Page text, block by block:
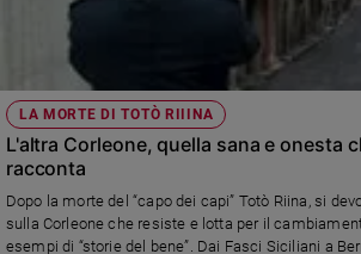
LA MORTE DI TOTÒ RIIINA
L'altra Corleone, quella sana e onesta
racconta
Dopo la morte del “capo dei capi” Totò Riina, si
sulla Corleone che resiste e lotta per il
esempi di “storie del bene”. Dai Fasci Siciliani a